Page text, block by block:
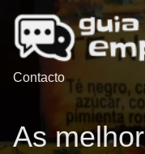
Contacto
As